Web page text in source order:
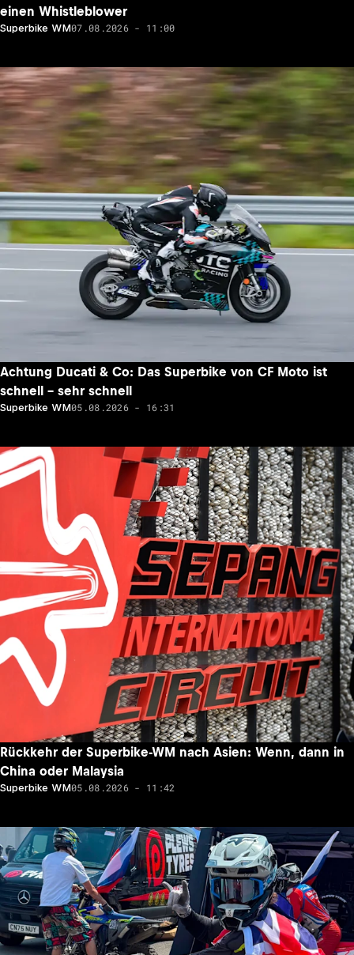
einen Whistleblower
Superbike WM07.08.2026 - 11:00
Achtung Ducati & Co: Das Superbike von CF Moto ist
schnell – sehr schnell
Superbike WM05.08.2026 - 16:31
Rückkehr der Superbike-WM nach Asien: Wenn, dann in
China oder Malaysia
Superbike WM05.08.2026 - 11:42